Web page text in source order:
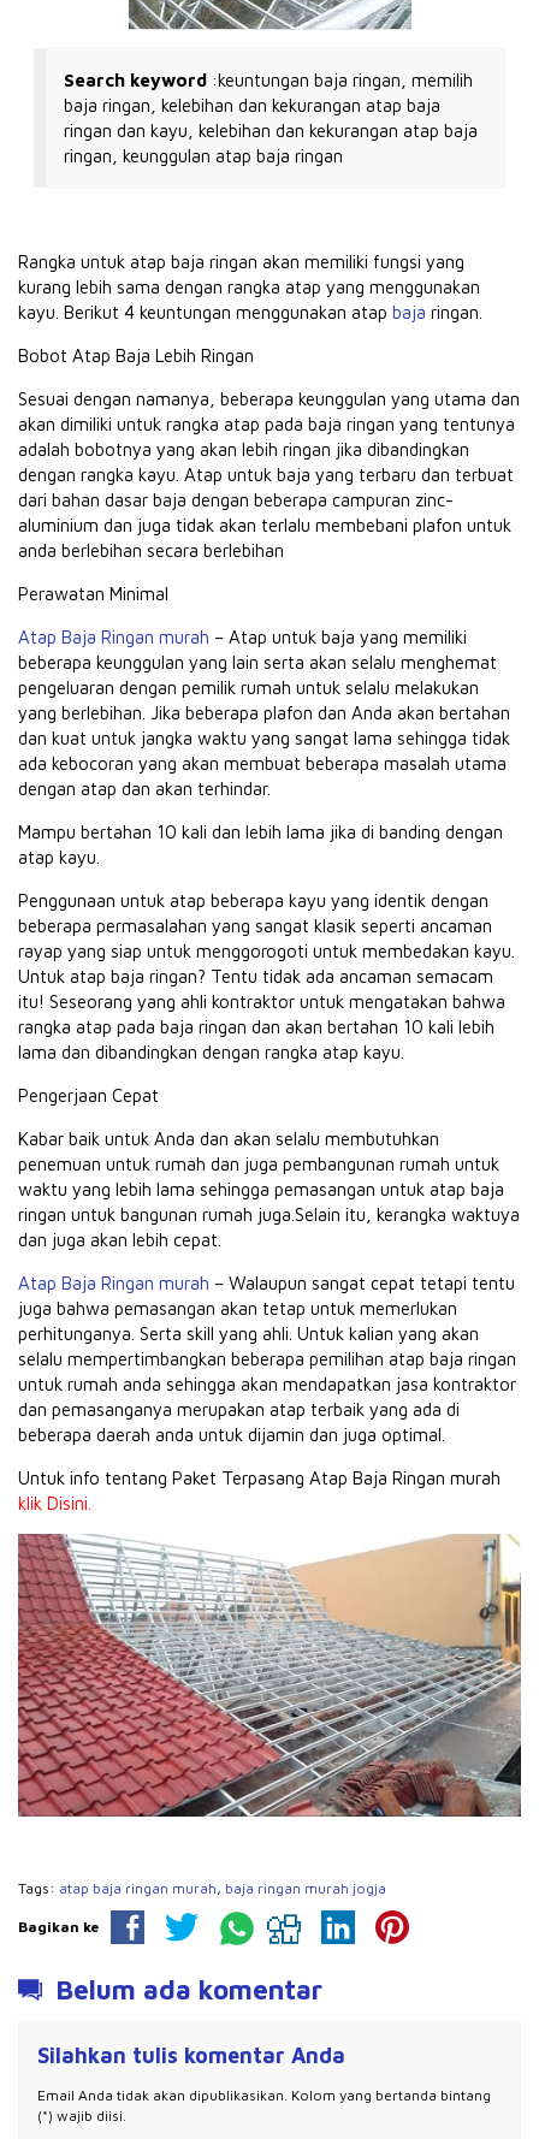
Search keyword:keuntungan baja ringan, memilih
baja ringan, kelebihan dan kekurangan atap baja
ringan dan kayu, kelebihan dan kekurangan atap baja
ringan, keunggulan atap baja ringan
Rangka untuk atap baja ringan akan memiliki fungsi yang
kurang lebih sama dengan rangka atap yang menggunakan
kayu. Berikut 4 keuntungan menggunakan atap baja ringan.
Bobot Atap Baja Lebih Ringan
Sesuai dengan namanya, beberapa keunggulan yang utama dan
akan dimiliki untuk rangka atap pada baja ringan yang tentunya
adalah bobotnya yang akan lebih ringan jika dibandingkan
dengan rangka kayu. Atap untuk baja yang terbaru dan terbuat
dari bahan dasar baja dengan beberapa campuran zinc-
aluminium dan juga tidak akan terlalu membebani plafon untuk
anda berlebihan secara berlebihan
Perawatan Minimal
Atap Baja Ringan murah – Atap untuk baja yang memiliki
beberapa keunggulan yang lain serta akan selalu menghemat
pengeluaran dengan pemilik rumah untuk selalu melakukan
yang berlebihan. Jika beberapa plafon dan Anda akan bertahan
dan kuat untuk jangka waktu yang sangat lama sehingga tidak
ada kebocoran yang akan membuat beberapa masalah utama
dengan atap dan akan terhindar.
Mampu bertahan 10 kali dan lebih lama jika di banding dengan
atap kayu.
Penggunaan untuk atap beberapa kayu yang identik dengan
beberapa permasalahan yang sangat klasik seperti ancaman
rayap yang siap untuk menggorogoti untuk membedakan kayu.
Untuk atap baja ringan? Tentu tidak ada ancaman semacam
itu! Seseorang yang ahli kontraktor untuk mengatakan bahwa
rangka atap pada baja ringan dan akan bertahan 10 kali lebih
lama dan dibandingkan dengan rangka atap kayu.
Pengerjaan Cepat
Kabar baik untuk Anda dan akan selalu membutuhkan
penemuan untuk rumah dan juga pembangunan rumah untuk
waktu yang lebih lama sehingga pemasangan untuk atap baja
ringan untuk bangunan rumah juga.Selain itu, kerangka waktuya
dan juga akan lebih cepat.
Atap Baja Ringan murah – Walaupun sangat cepat tetapi tentu
juga bahwa pemasangan akan tetap untuk memerlukan
perhitunganya. Serta skill yang ahli. Untuk kalian yang akan
selalu mempertimbangkan beberapa pemilihan atap baja ringan
untuk rumah anda sehingga akan mendapatkan jasa kontraktor
dan pemasanganya merupakan atap terbaik yang ada di
beberapa daerah anda untuk dijamin dan juga optimal.
Untuk info tentang Paket Terpasang Atap Baja Ringan murah
klik Disini.
Tags: atap baja ringan murah, baja ringan murah jogja
Bagikan ke
Belum ada komentar
Silahkan tulis komentar Anda
Email Anda tidak akan dipublikasikan. Kolom yang bertanda bintang
(*) wajib diisi.